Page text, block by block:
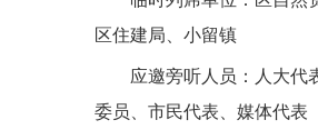
区住建局、小留镇
应邀旁听人员：
人大代
委员、市民代表、媒体代表